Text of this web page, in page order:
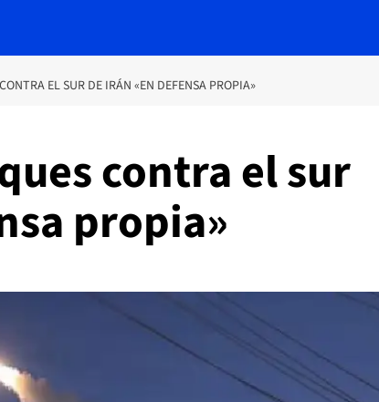
EL SUR DE IRÁN «EN DEFENSA PROPIA»
contra el sur
propia»